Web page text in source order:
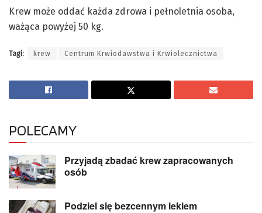
Krew może oddać każda zdrowa i pełnoletnia osoba,
ważąca powyżej 50 kg.
Tagi: krew Centrum Krwiodawstwa i Krwiolecznictwa
POLECAMY
Przyjadą zbadać krew zapracowanych
osób
Podziel się bezcennym lekiem